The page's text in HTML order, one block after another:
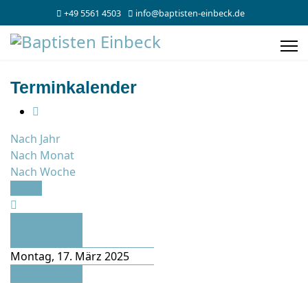
+49 5561 4503 info@baptisten-einbeck.de
Terminkalender
Nach Jahr
Nach Monat
Nach Woche
Montag, 17. März 2025